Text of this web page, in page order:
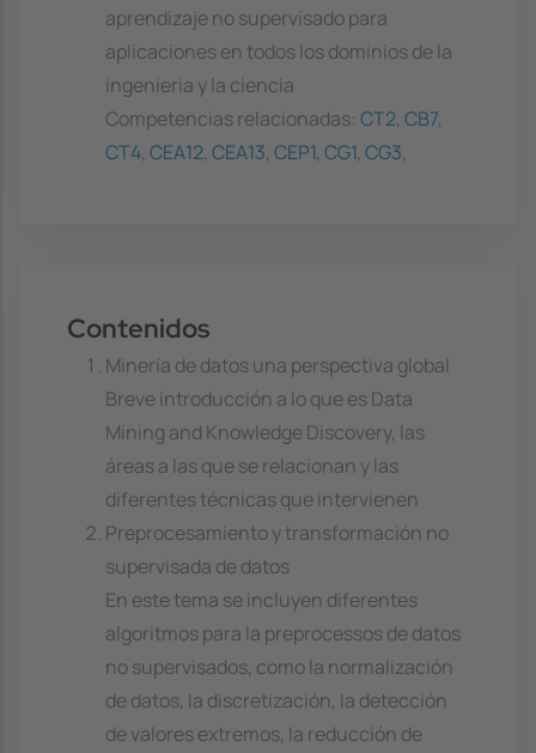
aprendizaje no supervisado para
aplicaciones en todos los dominios de la
ingenieria y la ciencia
Competencias relacionadas: CT2, CB7,
CT4, CEA12, CEA13, CEP1, CG1, CG3,
Contenidos
Minería de datos una perspectiva global
Breve introducción a lo que es Data
Mining and Knowledge Discovery, las
áreas a las que se relacionan y las
diferentes técnicas que intervienen
Preprocesamiento y transformación no
supervisada de datos
En este tema se incluyen diferentes
algoritmos para la preprocessos de datos
no supervisados, como la normalización
de datos, la discretización, la detección
de valores extremos, la reducción de